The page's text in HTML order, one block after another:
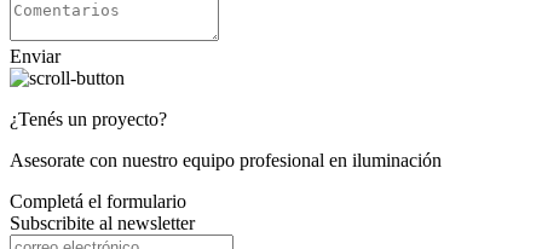
Enviar
¿Tenés un proyecto?
Asesorate con nuestro equipo profesional en iluminación
Completá el formulario
Subscribite al newsletter